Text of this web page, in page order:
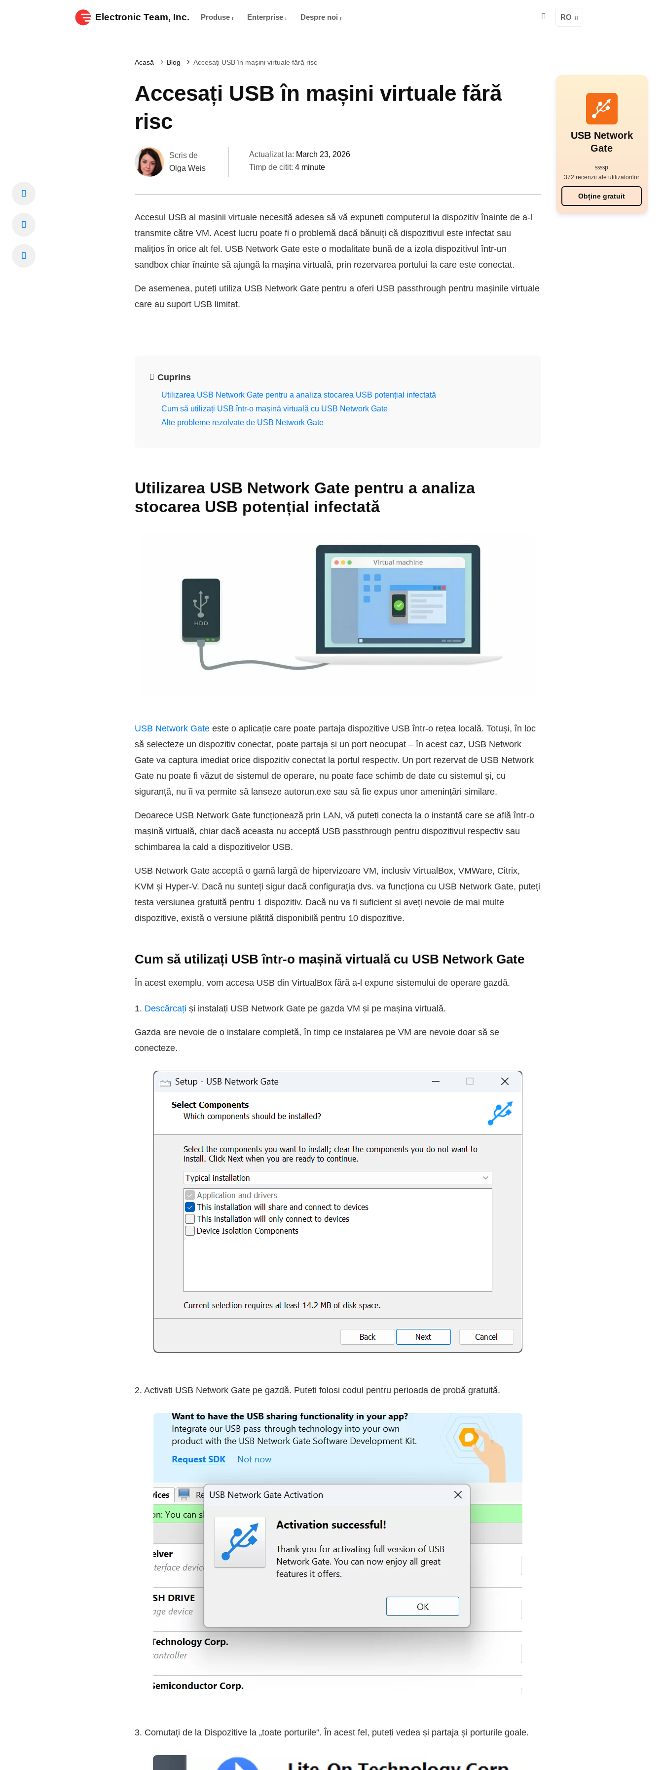
Electronic Team, Inc. Produse Enterprise Despre noi RO
Acasă Blog Accesați USB în mașini virtuale fără risc
Accesați USB în mașini virtuale fără
risc
Scris de
Olga Weis
Actualizat la: March 23, 2026
Timp de citit: 4 minute
Accesul USB al mașinii virtuale necesită adesea să vă expuneți computerul la dispozitiv înainte de a-l
transmite către VM. Acest lucru poate fi o problemă dacă bănuiți că dispozitivul este infectat sau
malițios în orice alt fel. USB Network Gate este o modalitate bună de a izola dispozitivul într-un
sandbox chiar înainte să ajungă la mașina virtuală, prin rezervarea portului la care este conectat.
De asemenea, puteți utiliza USB Network Gate pentru a oferi USB passthrough pentru mașinile virtuale
care au suport USB limitat.
Cuprins
Utilizarea USB Network Gate pentru a analiza stocarea USB potențial infectată
Cum să utilizați USB într-o mașină virtuală cu USB Network Gate
Alte probleme rezolvate de USB Network Gate
Utilizarea USB Network Gate pentru a analiza
stocarea USB potențial infectată
USB Network Gate este o aplicație care poate partaja dispozitive USB într-o rețea locală. Totuși, în loc
să selecteze un dispozitiv conectat, poate partaja și un port neocupat – în acest caz, USB Network
Gate va captura imediat orice dispozitiv conectat la portul respectiv. Un port rezervat de USB Network
Gate nu poate fi văzut de sistemul de operare, nu poate face schimb de date cu sistemul și, cu
siguranță, nu îi va permite să lanseze autorun.exe sau să fie expus unor amenințări similare.
Deoarece USB Network Gate funcționează prin LAN, vă puteți conecta la o instanță care se află într-o
mașină virtuală, chiar dacă aceasta nu acceptă USB passthrough pentru dispozitivul respectiv sau
schimbarea la cald a dispozitivelor USB.
USB Network Gate acceptă o gamă largă de hipervizoare VM, inclusiv VirtualBox, VMWare, Citrix,
KVM și Hyper-V. Dacă nu sunteți sigur dacă configurația dvs. va funcționa cu USB Network Gate, puteți
testa versiunea gratuită pentru 1 dispozitiv. Dacă nu va fi suficient și aveți nevoie de mai multe
dispozitive, există o versiune plătită disponibilă pentru 10 dispozitive.
Cum să utilizați USB într-o mașină virtuală cu USB Network Gate
În acest exemplu, vom accesa USB din VirtualBox fără a-l expune sistemului de operare gazdă.
1. Descărcați și instalați USB Network Gate pe gazda VM și pe mașina virtuală.
Gazda are nevoie de o instalare completă, în timp ce instalarea pe VM are nevoie doar să se
conecteze.
2. Activați USB Network Gate pe gazdă. Puteți folosi codul pentru perioada de probă gratuită.
3. Comutați de la Dispozitive la „toate porturile”. În acest fel, puteți vedea și partaja și porturile goale.
USB Network
Gate
372 recenzii ale utilizatorilor
Obține gratuit